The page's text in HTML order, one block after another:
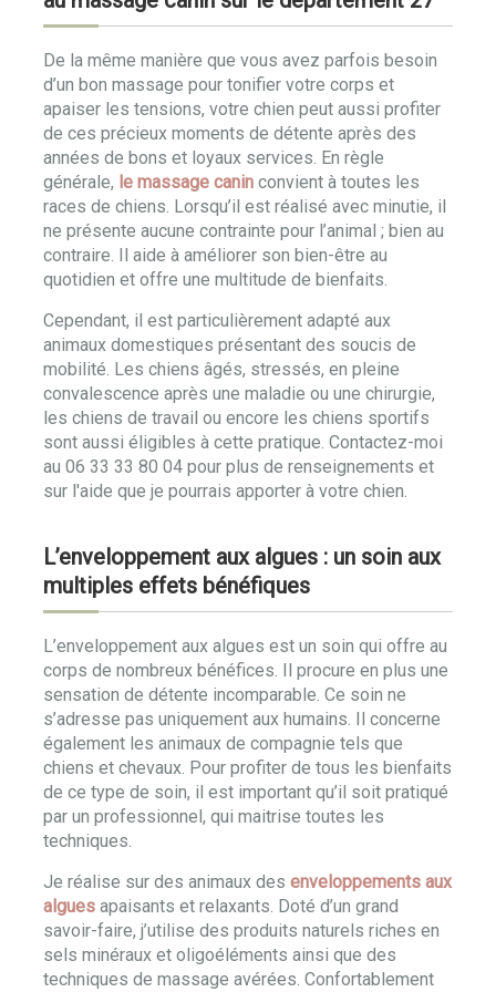
De la même manière que vous avez parfois besoin
d’un bon massage pour tonifier votre corps et
apaiser les tensions, votre chien peut aussi profiter
de ces précieux moments de détente après des
années de bons et loyaux services. En règle
générale, le massage canin convient à toutes les
races de chiens. Lorsqu’il est réalisé avec minutie, il
ne présente aucune contrainte pour l’animal ; bien au
contraire. Il aide à améliorer son bien-être au
quotidien et offre une multitude de bienfaits.
Cependant, il est particulièrement adapté aux
animaux domestiques présentant des soucis de
mobilité. Les chiens âgés, stressés, en pleine
convalescence après une maladie ou une chirurgie,
les chiens de travail ou encore les chiens sportifs
sont aussi éligibles à cette pratique. Contactez-moi
au 06 33 33 80 04 pour plus de renseignements et
sur l'aide que je pourrais apporter à votre chien.
L’enveloppement aux algues : un soin aux
multiples effets bénéfiques
L’enveloppement aux algues est un soin qui offre au
corps de nombreux bénéfices. Il procure en plus une
sensation de détente incomparable. Ce soin ne
s’adresse pas uniquement aux humains. Il concerne
également les animaux de compagnie tels que
chiens et chevaux. Pour profiter de tous les bienfaits
de ce type de soin, il est important qu’il soit pratiqué
par un professionnel, qui maitrise toutes les
techniques.
Je réalise sur des animaux des enveloppements aux
algues apaisants et relaxants. Doté d’un grand
savoir-faire, j’utilise des produits naturels riches en
sels minéraux et oligoéléments ainsi que des
techniques de massage avérées. Confortablement